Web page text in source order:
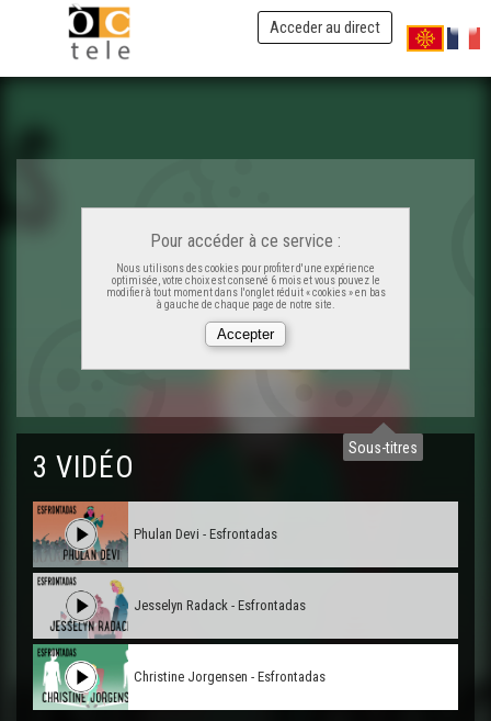
Acceder au direct
Sous-titres
Pour accéder à ce service :
Nous utilisons des cookies pour profiter d'une expérience
optimisée, votre choix est conservé 6 mois et vous pouvez le
modifier à tout moment dans l'onglet réduit « cookies » en bas
à gauche de chaque page de notre site.
3 VIDÉO
Phulan Devi - Esfrontadas
Jesselyn Radack - Esfrontadas
Christine Jorgensen - Esfrontadas